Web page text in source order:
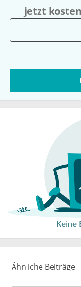
jetzt
Keine
Ähnliche Beiträge